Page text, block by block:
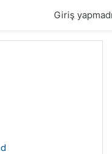
Giriş